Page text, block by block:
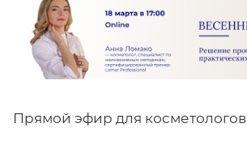
Прямой эфир для косметологов